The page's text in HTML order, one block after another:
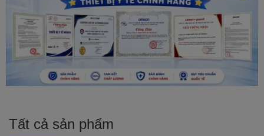
Tất cả sản phẩm